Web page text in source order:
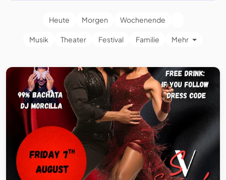
Heute Morgen Wochenende
Musik Theater Festival Familie Mehr